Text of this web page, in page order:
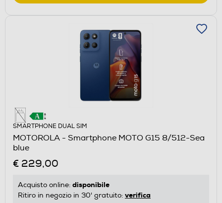
SMARTPHONE DUAL SIM
MOTOROLA - Smartphone MOTO G15 8/512-Sea
blue
€ 229,00
Acquisto online: disponibile
Ritiro in negozio in 30' gratuito: verifica